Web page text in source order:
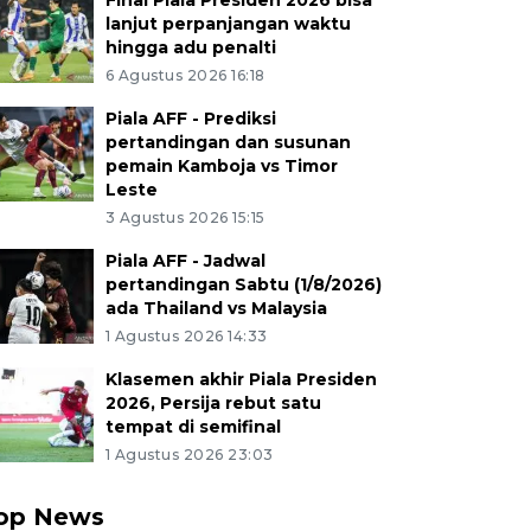
lanjut perpanjangan waktu
hingga adu penalti
6 Agustus 2026 16:18
Piala AFF - Prediksi
pertandingan dan susunan
pemain Kamboja vs Timor
Leste
3 Agustus 2026 15:15
Piala AFF - Jadwal
pertandingan Sabtu (1/8/2026)
ada Thailand vs Malaysia
1 Agustus 2026 14:33
Klasemen akhir Piala Presiden
2026, Persija rebut satu
tempat di semifinal
1 Agustus 2026 23:03
News